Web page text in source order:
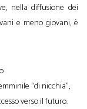
nella diffusione dei
e meno giovani, è
“di nicchia”,
verso il futuro.